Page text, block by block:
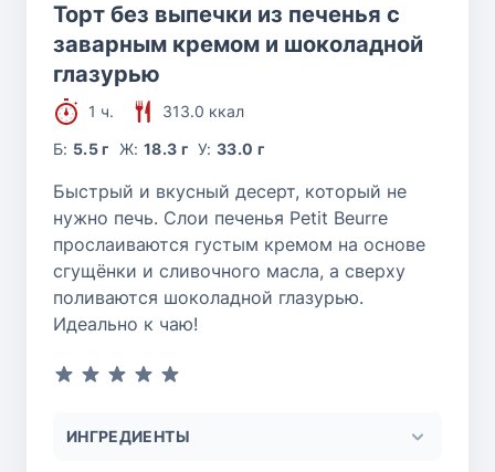
Торт без выпечки из печенья с
заварным кремом и шоколадной
глазурью
1 ч.
313.0 ккал
Б: 5.5 г Ж: 18.3 г У:33.0 г
Быстрый и вкусный десерт, который не
нужно печь. Слои печенья Petit Beurre
прослаиваются густым кремом на основе
сгущёнки и сливочного масла, а сверху
поливаются шоколадной глазурью.
Идеально к чаю!
ИНГРЕДИЕНТЫ